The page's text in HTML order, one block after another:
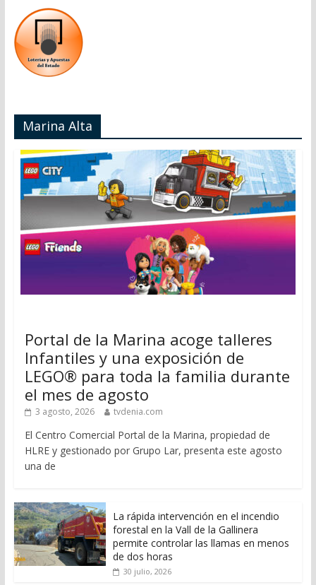
Marina Alta
Portal de la Marina acoge talleres
Infantiles y una exposición de
LEGO® para toda la familia durante
el mes de agosto
3 agosto, 2026 tvdenia.com
El Centro Comercial Portal de la Marina, propiedad de
HLRE y gestionado por Grupo Lar, presenta este agosto
una de
La rápida intervención en el incendio
forestal en la Vall de la Gallinera
permite controlar las llamas en menos
de dos horas
30 julio, 2026